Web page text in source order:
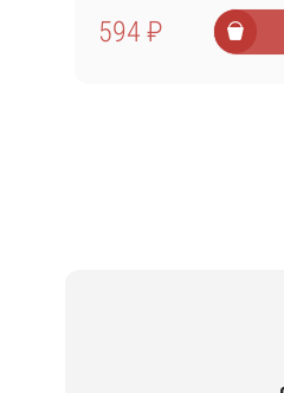
594 ₽